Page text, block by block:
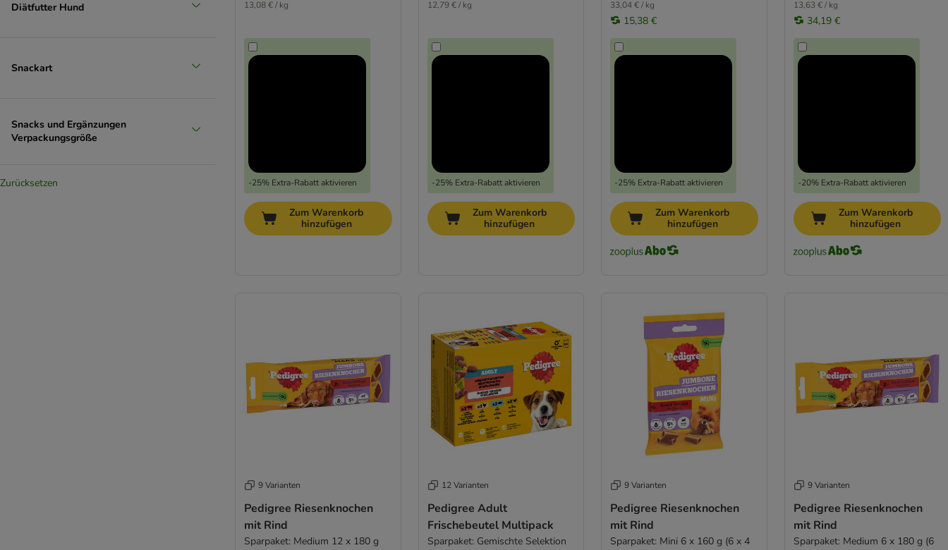
Diätfutter Hund
Snackart
Snacks und Ergänzungen
Verpackungsgröße
Zurücksetzen
13,08 € / kg
-25% Extra-Rabatt aktivieren
Zum Warenkorb
hinzufügen
12,79 € / kg
-25% Extra-Rabatt aktivieren
Zum Warenkorb
hinzufügen
33,04 € / kg
15,38 €
-25% Extra-Rabatt aktivieren
Zum Warenkorb
hinzufügen
13,63 € / kg
34,19 €
-20% Extra-Rabatt aktivieren
Zum Warenkorb
hinzufügen
9 Varianten
Pedigree Riesenknochen
mit Rind
Sparpaket: Medium 12 x 180 g
12 Varianten
Pedigree Adult
Frischebeutel Multipack
Sparpaket: Gemischte Selektion
9 Varianten
Pedigree Riesenknochen
mit Rind
Sparpaket: Mini 6 x 160 g (6 x 4
9 Varianten
Pedigree Riesenknochen
mit Rind
Sparpaket: Medium 6 x 180 g (6